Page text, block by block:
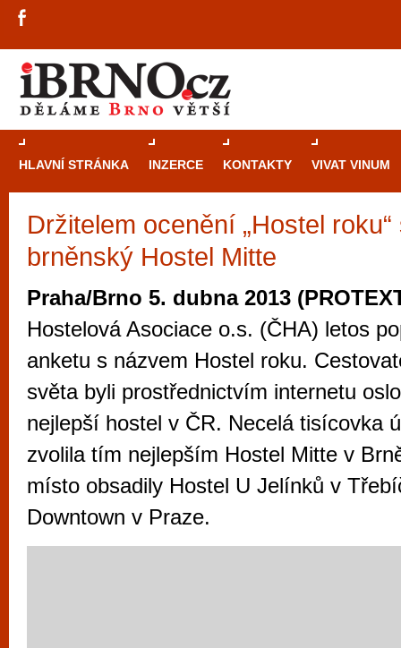
HLAVNÍ STRÁNKA INZERCE KONTAKTY VIVAT VINUM
Držitelem ocenění „Hostel
brněnský Hostel Mitte
Praha/Brno 5. dubna 2013
Hostelová Asociace o.s. (ČHA) letos
anketu s názvem Hostel roku.
světa byli prostřednictvím internetu
nejlepší hostel v ČR. Necelá tisícovka
zvolila tím nejlepším Hostel Mitte v
místo obsadily Hostel U Jelínků v
Downtown v Praze.
Průvodce
Brně: Od
Brno je
zajímavé
restaurace,
Mimo jiné je ale také místem, kde si
vyzkoušet různé kasinové hry. V
metropoli naleznete širokou nabídku her
po moderní automaty jak pro pravidelné
příležitostné hráče. V...